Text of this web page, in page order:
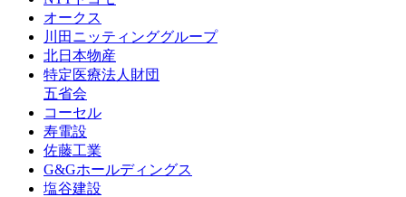
オークス
川田ニッティンググループ
北日本物産
特定医療法人財団
五省会
コーセル
寿電設
佐藤工業
G&Gホールディングス
塩谷建設